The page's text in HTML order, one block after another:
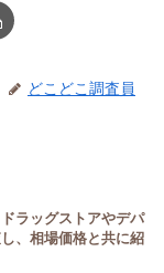
どこどこ調査員
ラッグストアやデパ
、相場価格と共に紹